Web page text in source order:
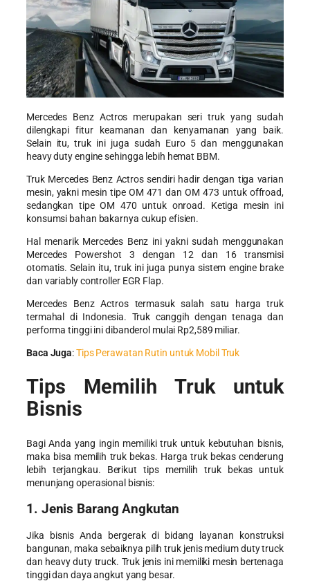
Mercedes Benz Actros merupakan seri truk yang sudah
dilengkapi fitur keamanan dan kenyamanan yang baik.
Selain itu, truk ini juga sudah Euro 5 dan menggunakan
heavy duty engine sehingga lebih hemat BBM.
Truk Mercedes Benz Actros sendiri hadir dengan tiga varian
mesin, yakni mesin tipe OM 471 dan OM 473 untuk offroad,
sedangkan tipe OM 470 untuk onroad. Ketiga mesin ini
konsumsi bahan bakarnya cukup efisien.
Hal menarik Mercedes Benz ini yakni sudah menggunakan
Mercedes Powershot 3 dengan 12 dan 16 transmisi
otomatis. Selain itu, truk ini juga punya sistem engine brake
dan variably controller EGR Flap.
Mercedes Benz Actros termasuk salah satu
harga truk
termahal di Indonesia. Truk canggih dengan tenaga dan
performa tinggi ini dibanderol mulai Rp2,589 miliar.
Baca Juga:Tips Perawatan Rutin untuk Mobil Truk
Tips Memilih Truk untuk
Bisnis
Bagi Anda yang ingin memiliki truk untuk kebutuhan bisnis,
maka bisa memilih truk bekas. Harga truk bekascenderung
lebih terjangkau. Berikut tips memilih truk bekas untuk
menunjang operasional bisnis:
1. Jenis Barang Angkutan
Jika bisnis Anda bergerak di bidang layanan konstruksi
bangunan, maka sebaiknya pilih truk jenis medium duty truck
dan heavy duty truck. Truk jenis ini memiliki mesin bertenaga
tinggi dan daya angkut yang besar.